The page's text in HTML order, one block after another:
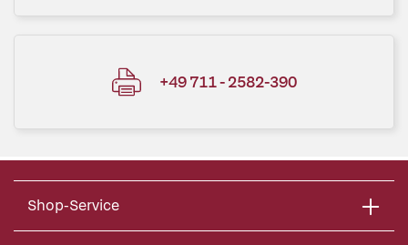
+49 711 - 2582-390
Shop-Service